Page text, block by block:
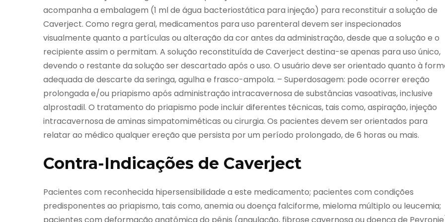
acompanha a embalagem (1 ml de água bacteriostática para injeção) para reconstituir a solução de
Caverject. Como regra geral, medicamentos para uso parenteral devem ser inspecionados
visualmente quanto a partículas ou alteração da cor antes da administração, desde que a solução e o
recipiente assim o permitam. A solução reconstituída de Caverject destina-se apenas para uso único,
devendo o restante da solução ser descartado após o uso. O usuário deve ser orientado quanto à
adequada de descarte da seringa, agulha e frasco-ampola. – Superdosagem: pode ocorrer ereção
prolongada e/ou priapismo após administração intracavernosa de substâncias vasoativas, inclusive
alprostadil. O tratamento do priapismo pode incluir diferentes técnicas, tais como, aspiração, injeção
intracavernosa de aminas simpatomiméticas ou cirurgia. Os pacientes devem ser orientados para
relatar ao médico qualquer ereção que persista por um período prolongado, de 6 horas ou mais.
Contra-Indicações de Caverject
Pacientes com reconhecida hipersensibilidade a este medicamento; pacientes com condições
predisponentes ao priapismo, tais como, anemia ou doença falciforme, mieloma múltiplo ou leucemia;